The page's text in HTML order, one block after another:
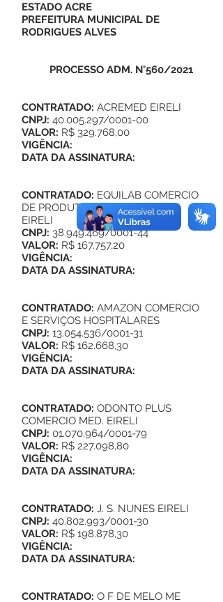
ESTADO ACRE
PREFEITURA MUNICIPAL DE
RODRIGUES ALVES
PROCESSO ADM. N°560/2021
CONTRATADO: ACREMED EIRELI
CNPJ: 40.005.297/0001-00
VALOR: R$ 329.768,00
VIGÊNCIA:
DATA DA ASSINATURA:
CONTRATADO: EQUILAB COMERCIO
DE PRODUTOS HOSPITALARES
EIRELI
CNPJ: 38.949.469/0001-44
VALOR: R$ 167.757,20
VIGÊNCIA:
DATA DA ASSINATURA:
CONTRATADO: AMAZON COMERCIO
E SERVIÇOS HOSPITALARES
CNPJ: 13.054.536/0001-31
VALOR: R$ 162.668,30
VIGÊNCIA:
DATA DA ASSINATURA:
CONTRATADO: ODONTO PLUS
COMERCIO MED. EIRELI
CNPJ: 01.070.964/0001-79
VALOR: R$ 227.098,80
VIGÊNCIA:
DATA DA ASSINATURA:
CONTRATADO: J. S. NUNES EIRELI
CNPJ: 40.802.993/0001-30
VALOR: R$ 198.878,30
VIGÊNCIA:
DATA DA ASSINATURA:
CONTRATADO: O F DE MELO ME